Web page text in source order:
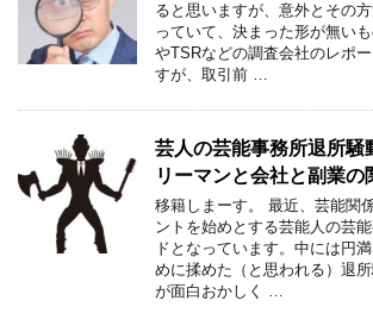
ると思いますが、意外とその
っていて、決まった形が無い
やTSRなどの調査会社のレポ
すが、取引前 …
芸人の芸能事務所退所騒
リーマンと会社と副業の
移籍しまーす。 最近、芸能関
ントを始めとする芸能人の芸
ドとなっています。中には円
めに揉めた（と思われる）退
が面白おかしく …